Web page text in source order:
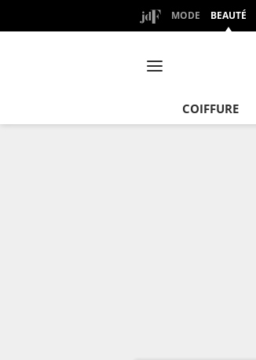
MODE BEAUTÉ
COIFFURE